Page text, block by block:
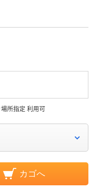
所指定 利用可
カゴへ